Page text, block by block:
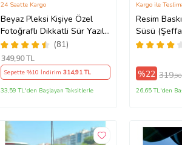
Beyaz Pleksi Kişiye Özel
Fotoğraflı Dikkatli Sür Yazılı
Araba Hediyesi Araba Süsü
Dikiz Aynası Süsü
(81)
24 Saatte Kargo
349,90 TL
Sepette %10 İndirim 314,91 TL
33,59 TL'den Başlayan Taksitlerle
Resim
Süsü
Kargo ile
%22 319
26,65 TL'den